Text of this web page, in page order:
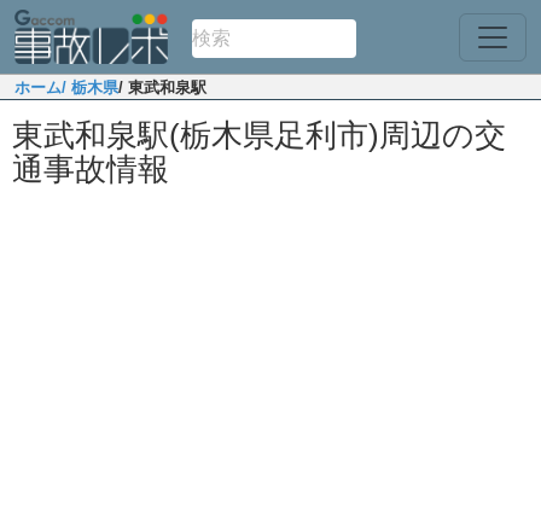
ホーム/ 栃木県/ 東武和泉駅
東武和泉駅(栃木県足利市)周辺の交
通事故情報